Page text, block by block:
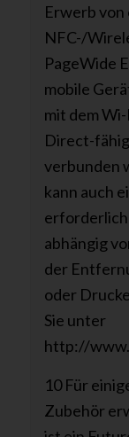
Erwerb
NFC-/
PageWide
mobile
mit dem
Direct-
verbunden
kann auch
erforderlich
abhängig
der
oder
Sie unter
http://
10 Für
Zubehör